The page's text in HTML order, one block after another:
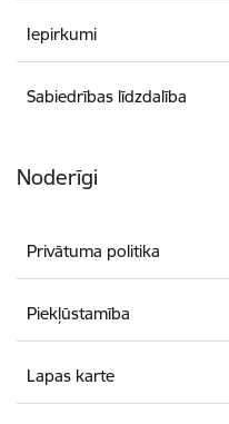
Iepirkumi
Sabiedrības līdzdalība
Noderīgi
Privātuma politika
Piekļūstamība
Lapas karte